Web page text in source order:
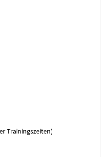
Trainingszeiten)